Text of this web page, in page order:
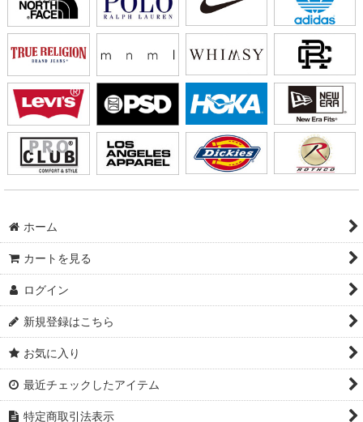
ホーム
カートを見る
ログイン
新規登録はこちら
お気に入り
最近チェックしたアイテム
特定商取引法表示